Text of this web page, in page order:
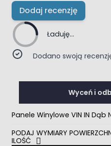
Dodaj recenzję
Ładuję...
Dodano swoją
Wyceń i
Panele Winylowe VIN IN Dąb
PODAJ WYMIARY
ILOŚĆ